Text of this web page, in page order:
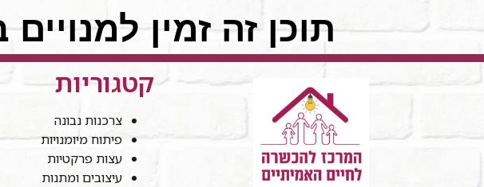
תוכן זה זמין
קטגוריות
צרכנות נבונה
פיתוח מיומנויות
עצות פרקטיות
עיצובים ומתנות